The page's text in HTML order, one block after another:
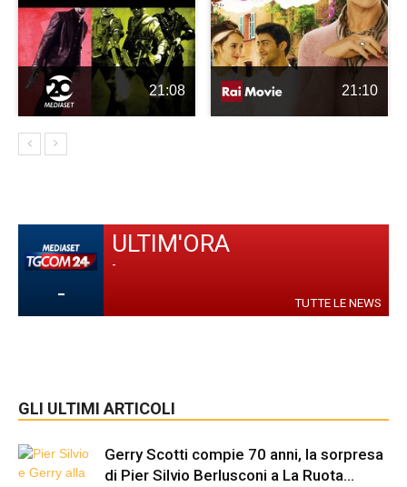
21:08 21:10
-
ULTIM'ORA
-
TUTTE LE NEWS
GLI ULTIMI ARTICOLI
Gerry Scotti compie 70 anni, la sorpresa
di Pier Silvio Berlusconi a La Ruota...